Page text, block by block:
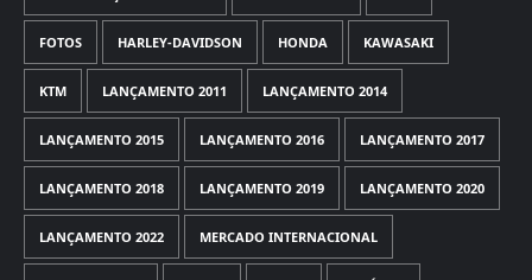
FOTOS HARLEY-DAVIDSON HONDA KAWASAKI
KTM LANÇAMENTO 2011 LANÇAMENTO 2014
LANÇAMENTO 2015 LANÇAMENTO 2016 LANÇAMENTO 2017
LANÇAMENTO 2018 LANÇAMENTO 2019 LANÇAMENTO 2020
LANÇAMENTO 2022 MERCADO INTERNACIONAL